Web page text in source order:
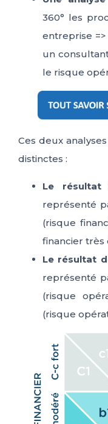
360° les
entreprise
un
le risque
Ces deux
distinctes :
Le résultat
représenté
(risque
financier très
Le résultat
représenté
(risque
(risque